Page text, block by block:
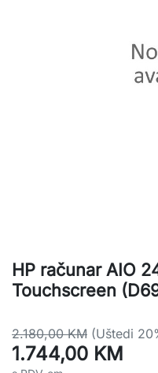
HP računar AIO
Touchscreen
2.180,00 KM (Uštedi
1.744,00 KM